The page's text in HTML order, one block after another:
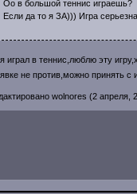
Оо в большой теннис играешь?
Если да то я ЗА))) Игра
играл в теннис,люблю эту
не против,можно принять
wolnores (2 апреля,